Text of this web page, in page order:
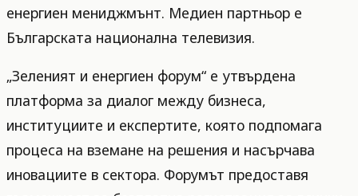
енергиен мениджмънт. Медиен партньор е
Българската национална телевизия.
„Зеленият и енергиен форум“ е утвърдена
платформа за диалог между бизнеса,
институциите и експертите, която подпомага
процеса на вземане на решения и насърчава
иновациите в сектора. Форумът предоставя